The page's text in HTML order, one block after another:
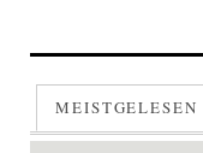
MEISTGELESEN